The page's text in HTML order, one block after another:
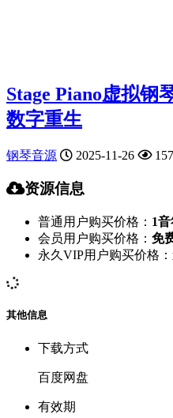
Stage Piano虚拟钢
数字重生
钢琴音源 2025-11-26 157
资源信息
普通用户购买价格： 1
会员用户购买价格： 免
永久VIP用户购买价格：
其他信息
下载方式
百度网盘
有效期